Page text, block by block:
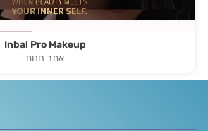
Inbal Pro Makeup
אתר חנות